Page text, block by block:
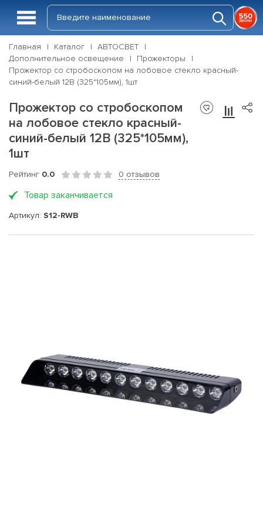
Главная Каталог
АВТОСВЕТ
Дополнительное освещение
Прожекторы
Прожектор со стробоскопом на лобовое стекло красный-
синий-белый 12В (325*105мм), 1шт
Прожектор со стробоскопом
на лобовое стекло красный-
синий-белый 12В (325*105мм),
1шт
Рейтинг 0.0 0 отзывов
Товар заканчивается
Артикул: S12-RWB